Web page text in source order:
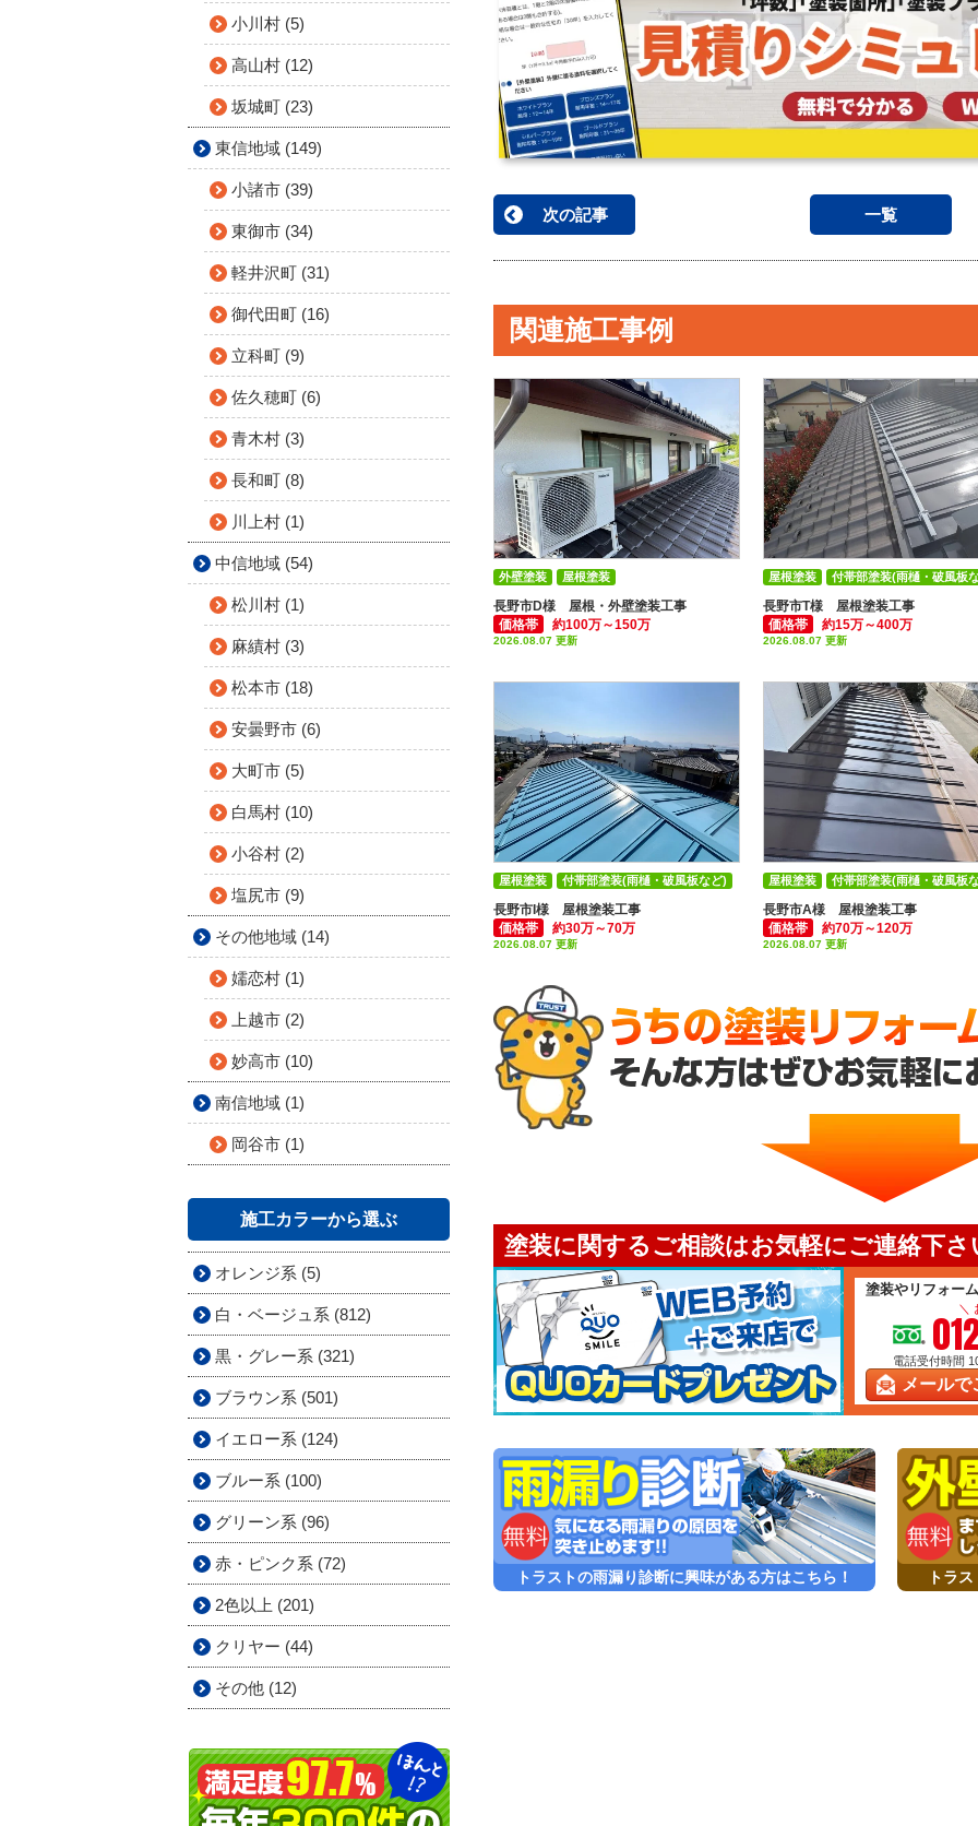
次の記事 一覧
関連施工事例
長野市D様 屋根・外壁塗装工事
価格帯
約100万～150万
2026.08.07 更新
外壁塗装
屋根塗装
付帯部塗装(雨樋・破風板など)
長野市T様 屋根塗装工事
価格帯
約15万～400万
2026.08.07 更新
屋根塗装 付帯部塗装(雨樋・破風板
長野市I様 屋根塗装工事
価格帯
約30万～70万
2026.08.07 更新
屋根塗装 付帯部塗装(雨樋・破風板など)
長野市A様 屋根塗装工事
価格帯
約70万～120万
2026.08.07 更新
屋根塗装 付帯部塗装(雨樋・破風板
塗装に関するご相談はお気軽にご連絡下さ
塗装やリフォー
＼
電話受付時間
メールで
トラストの雨漏り診断に興味がある方はこちら！ トラ
小川村 (5)
高山村 (12)
坂城町 (23)
東信地域 (149)
小諸市 (39)
東御市 (34)
軽井沢町 (31)
御代田町 (16)
立科町 (9)
佐久穂町 (6)
青木村 (3)
長和町 (8)
川上村 (1)
中信地域 (54)
松川村 (1)
麻績村 (3)
松本市 (18)
安曇野市 (6)
大町市 (5)
白馬村 (10)
小谷村 (2)
塩尻市 (9)
その他地域 (14)
嬬恋村 (1)
上越市 (2)
妙高市 (10)
南信地域 (1)
岡谷市 (1)
施工カラーから選ぶ
オレンジ系 (5)
白・ベージュ系 (812)
黒・グレー系 (321)
ブラウン系 (501)
イエロー系 (124)
ブルー系 (100)
グリーン系 (96)
赤・ピンク系 (72)
2色以上 (201)
クリヤー (44)
その他 (12)